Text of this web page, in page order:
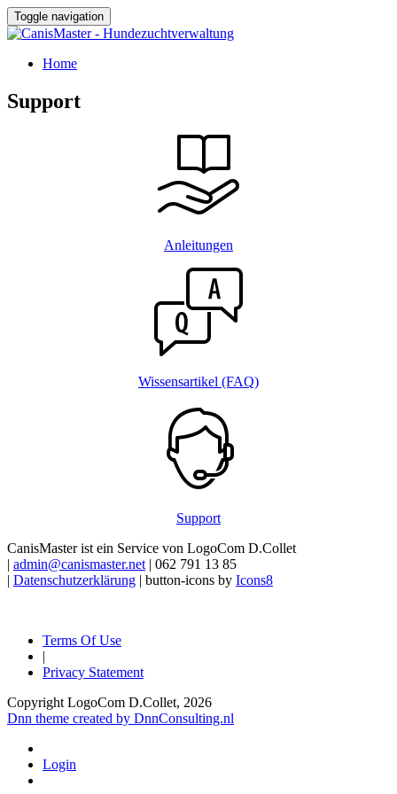
Toggle navigation
Home
Support
Anleitungen
Wissensartikel (FAQ)
Support
CanisMaster ist ein Service von LogoCom D.Collet
| admin@canismaster.net | 062 791 13 85
| Datenschutzerklärung | button-icons by Icons8
Terms Of Use
|
Privacy Statement
Copyright LogoCom D.Collet, 2026
Dnn theme created by DnnConsulting.nl
Login